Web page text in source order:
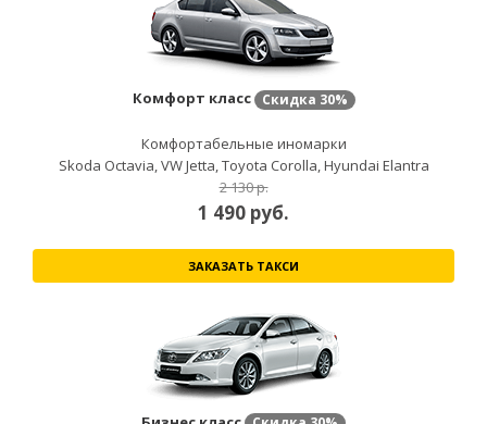
Комфорт класс Скидка 30%
Комфортабельные иномарки
Skoda Octavia, VW Jetta, Toyota Corolla, Hyundai Elantra
2 130 р.
1 490 руб.
ЗАКАЗАТЬ ТАКСИ